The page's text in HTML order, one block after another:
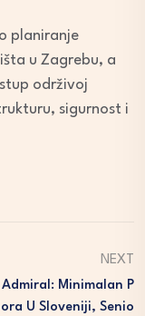
planiranje
u Zagrebu, a
održivoj
sigurnost i
NEXT
Minimalan P
U Sloveniji, Senio